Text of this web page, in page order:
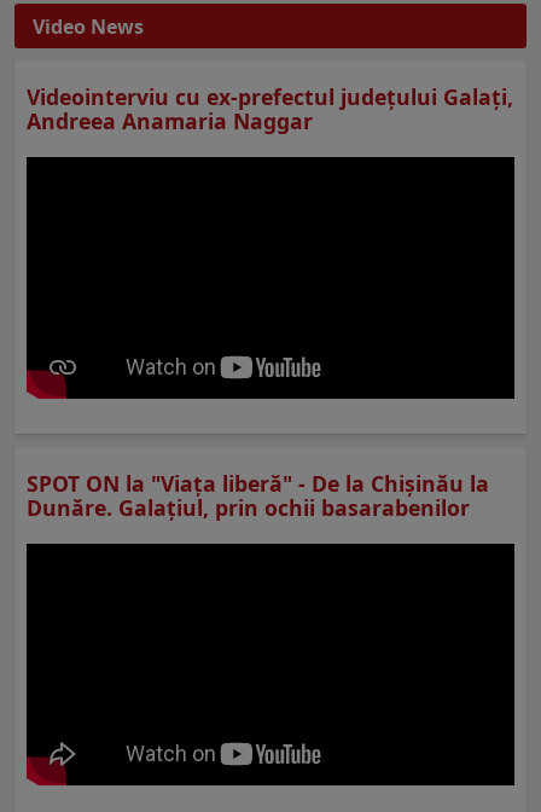
Video News
Videointerviu cu ex-prefectul judeţului Galaţi,
Andreea Anamaria Naggar
SPOT ON la "Viaţa liberă" - De la Chișinău la
Dunăre. Galațiul, prin ochii basarabenilor